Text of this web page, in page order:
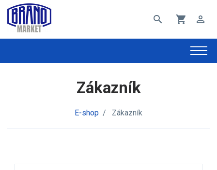
search shopping_cart perm_identity
Zákazník
E-shop / Zákazník